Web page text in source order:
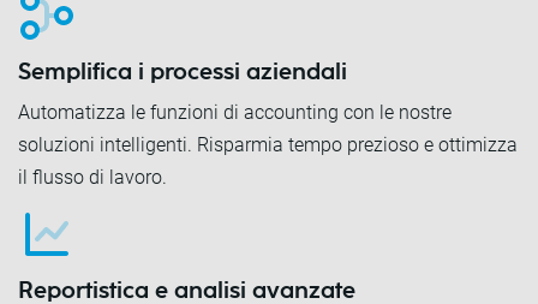
Semplifica i processi aziendali
Automatizza le funzioni di accounting con le nostre
soluzioni intelligenti. Risparmia tempo prezioso e ottimizza
il flusso di lavoro.
Reportistica e analisi avanzate